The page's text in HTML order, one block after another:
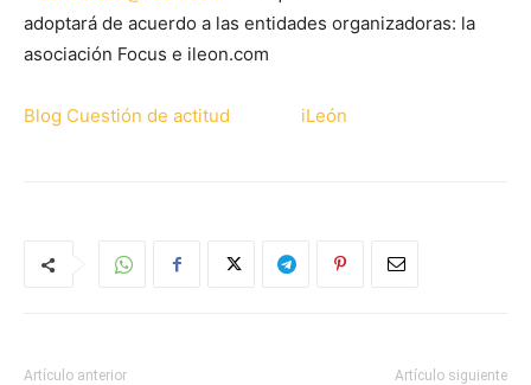
adoptará de acuerdo a las entidades organizadoras: la
asociación Focus e ileon.com
Blog Cuestión de actitud iLeón
Artículo anterior Artículo siguiente